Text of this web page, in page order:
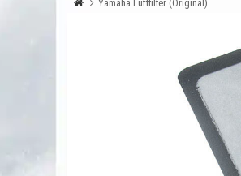
Yamaha Luftfilter (Original)